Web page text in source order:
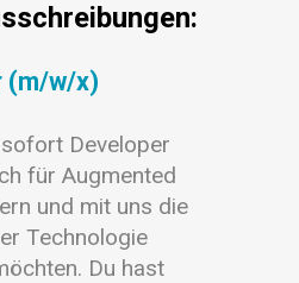
(m/w/x)
Developer
für Augmented
und mit uns die
Technologie
Du hast